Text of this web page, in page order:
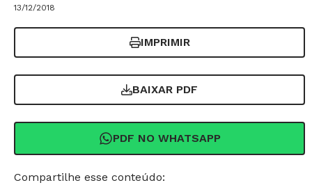
13/12/2018
IMPRIMIR
BAIXAR PDF
PDF NO WHATSAPP
Compartilhe esse conteúdo: